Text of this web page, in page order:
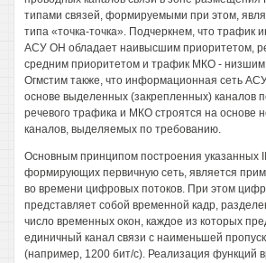
типами связей, формируемыми при этом,
типа «точка-точка». Подчеркнем, что трафик
АСУ ОН обладает наивысшим приоритетом,
средним приоритетом и трафик МКО -
Огмстим также, что информационная сеть
основе выделенных (закрепленных) каналов
речевого трафика и МКО строятся на основе
каналов, выделяемых по требованию.
Основным принципом построения указанных
формирующих первичную сеть, является
во времени цифровых потоков. При этом
представляет собой временной кадр,
число временных окон, каждое из которых
единичный канал связи с наименьшей
(например, 1200 бит/с). Реализация функций